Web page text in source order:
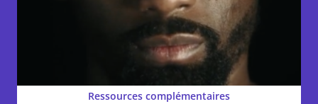
Ressources complémentaires